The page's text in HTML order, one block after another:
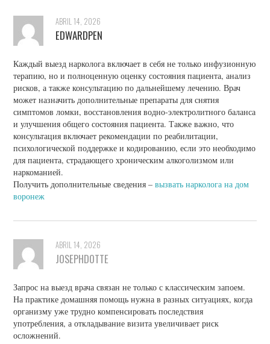
ABRIL 14, 2026
EDWARDPEN
Каждый выезд нарколога включает в себя не только инфузионную
терапию, но и полноценную оценку состояния пациента, анализ
рисков, а также консультацию по дальнейшему лечению. Врач
может назначить дополнительные препараты для снятия
симптомов ломки, восстановления водно-электролитного баланса
и улучшения общего состояния пациента. Также важно, что
консультация включает рекомендации по реабилитации,
психологической поддержке и кодированию, если это необходимо
для пациента, страдающего хроническим алкоголизмом или
наркоманией.
Получить дополнительные сведения –вызвать нарколога на дом
воронеж
ABRIL 14, 2026
JOSEPHDOTTE
Запрос на выезд врача связан не только с классическим запоем.
На практике домашняя помощь нужна в разных ситуациях, когда
организму уже трудно компенсировать последствия
употребления, а откладывание визита увеличивает риск
осложнений.